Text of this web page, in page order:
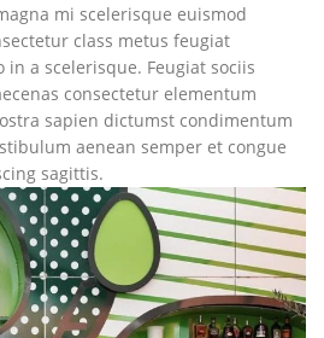
mi scelerisque euismod
class metus feugiat
a scelerisque. Feugiat sociis
consectetur elementum
sapien dictumst condimentum
aenean semper et congue
sagittis.